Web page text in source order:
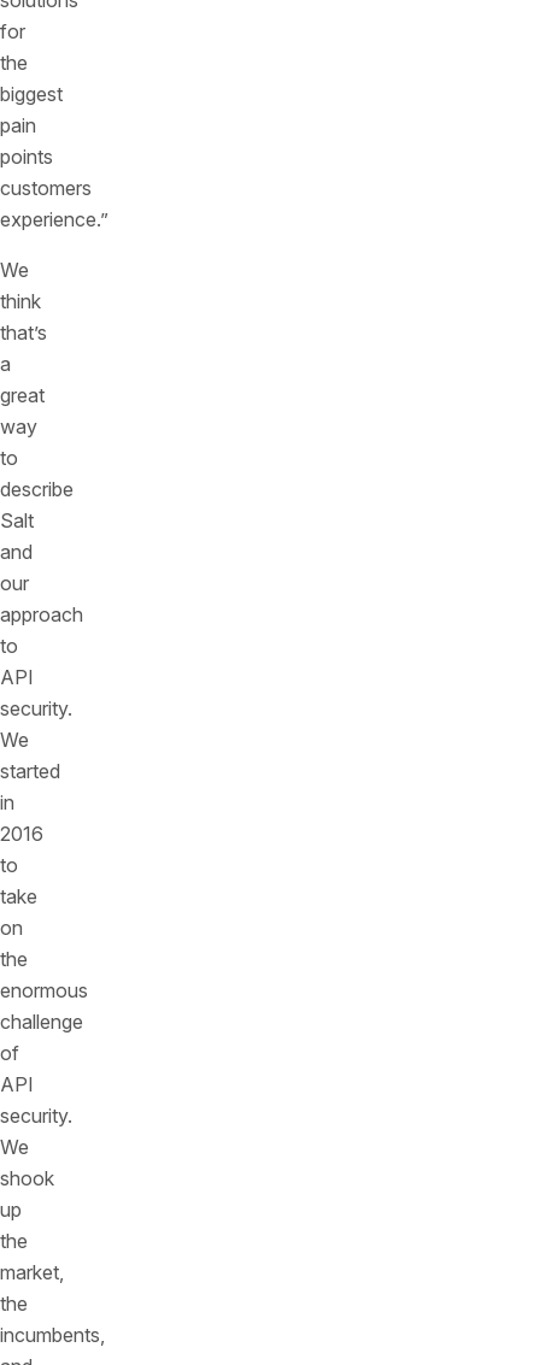
for
the
biggest
pain
points
customers
experience.”
We
think
that’s
a
great
way
to
describe
Salt
and
our
approach
to
API
security.
We
started
in
2016
to
take
on
the
enormous
challenge
of
API
security.
We
shook
up
the
market,
the
incumbents,